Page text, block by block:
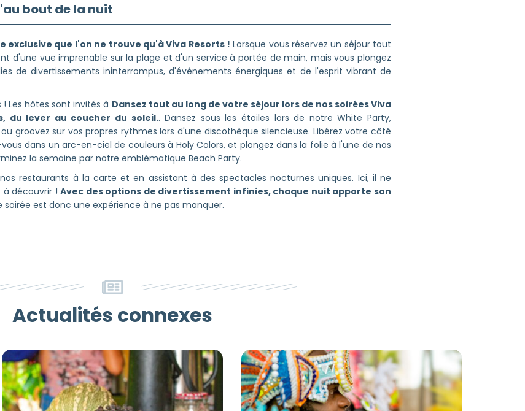
bout de la nuit
exclusive que l'on ne trouve qu'à Viva Resorts ! Lorsque vous réservez un séjour tout
d'une vue imprenable sur la plage et d'un service à portée de main, mais vous plongez
de divertissements ininterrompus, d'événements énergiques et de l'esprit vibrant de
Les hôtes sont invités à Dansez tout au long de votre séjour lors de nos soirées Viva
du lever au coucher du soleil.. Dansez sous les étoiles lors de notre White Party,
groovez sur vos propres rythmes lors d'une discothèque silencieuse. Libérez votre côté
dans un arc-en-ciel de couleurs à Holy Colors, et plongez dans la folie à l'une de nos
la semaine par notre emblématique Beach Party.
restaurants à la carte et en assistant à des spectacles nocturnes uniques. Ici, il ne
à découvrir !Avec des options de divertissement infinies, chaque nuit apporte son
soirée est donc une expérience à ne pas manquer.
Actualités connexes